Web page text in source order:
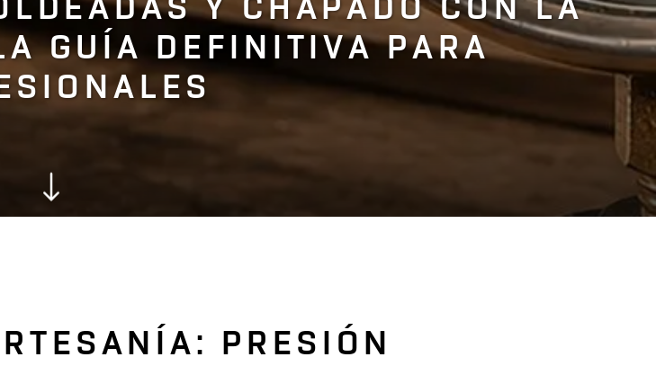
Y CHAPADO CON LA
GUÍA DEFINITIVA PARA
PRESIÓN